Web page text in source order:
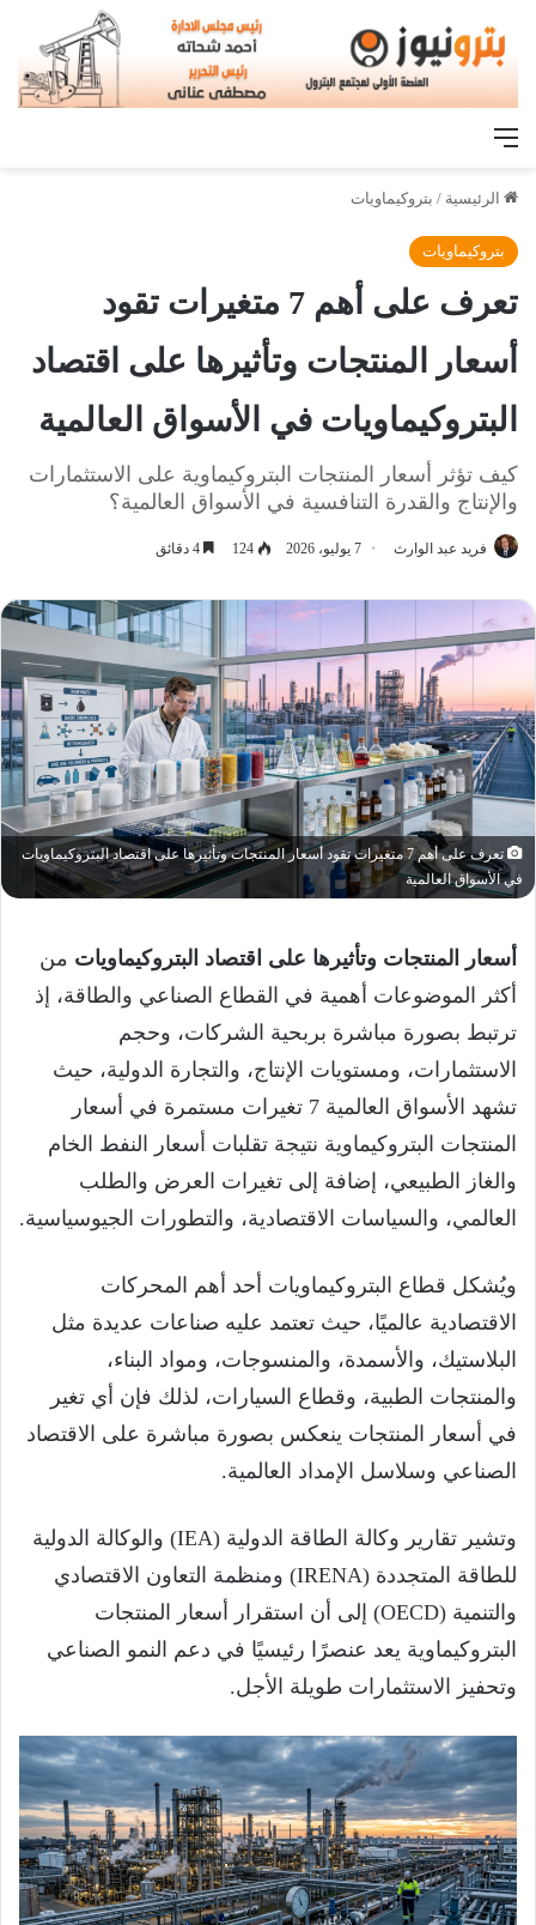
القائمة
الرئيسية / بتروكيماويات
بتروكيماويات
تعرف على أهم 7 متغيرات تقود
أسعار المنتجات وتأثيرها على اقتصاد
البتروكيماويات في الأسواق العالمية
كيف تؤثر أسعار المنتجات البتروكيماوية على الاستثمارات
والإنتاج والقدرة التنافسية في الأسواق العالمية؟
فريد عبد الوارث 7 يوليو، 2026 124
تعرف على أهم 7 متغيرات تقود أسعار المنتجات وتأثيرها على اقتصاد البتروكيماويات
في الأسواق العالمية
أسعار المنتجات وتأثيرها على اقتصاد البتروكيماويات من
أكثر الموضوعات أهمية في القطاع الصناعي والطاقة، إذ
ترتبط بصورة مباشرة بربحية الشركات، وحجم
الاستثمارات، ومستويات الإنتاج، والتجارة الدولية، حيث
تشهد الأسواق العالمية 7 تغيرات مستمرة في أسعار
المنتجات البتروكيماوية نتيجة تقلبات أسعار النفط الخام
والغاز الطبيعي، إضافة إلى تغيرات العرض والطلب
العالمي، والسياسات الاقتصادية، والتطورات الجيوسياسية.
ويُشكل قطاع البتروكيماويات أحد أهم المحركات
الاقتصادية عالميًا، حيث تعتمد عليه صناعات عديدة مثل
البلاستيك، والأسمدة، والمنسوجات، ومواد البناء،
والمنتجات الطبية، وقطاع السيارات، لذلك فإن أي تغير
في أسعار المنتجات ينعكس بصورة مباشرة على الاقتصاد
الصناعي وسلاسل الإمداد العالمية.
وتشير تقارير وكالة الطاقة الدولية (IEA) والوكالة الدولية
للطاقة المتجددة (IRENA) ومنظمة التعاون الاقتصادي
والتنمية (OECD) إلى أن استقرار أسعار المنتجات
البتروكيماوية يعد عنصرًا رئيسيًا في دعم النمو الصناعي
وتحفيز الاستثمارات طويلة الأجل.